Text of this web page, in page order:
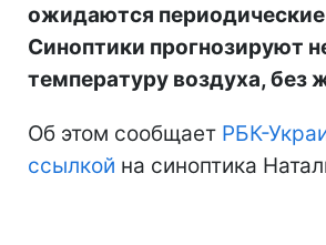
ожидаются
Синоптики прогнозируют
температуру воздуха, без
Об этом сообщает РБК-
ссылкой на синоптика